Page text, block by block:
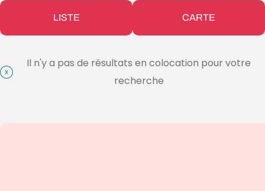
LISTE CARTE
Il n'y a pas de résultats en colocation pour votre
recherche